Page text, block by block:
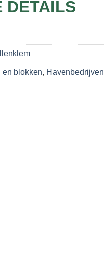
DETAILS
en blokken, Havenbedrijven